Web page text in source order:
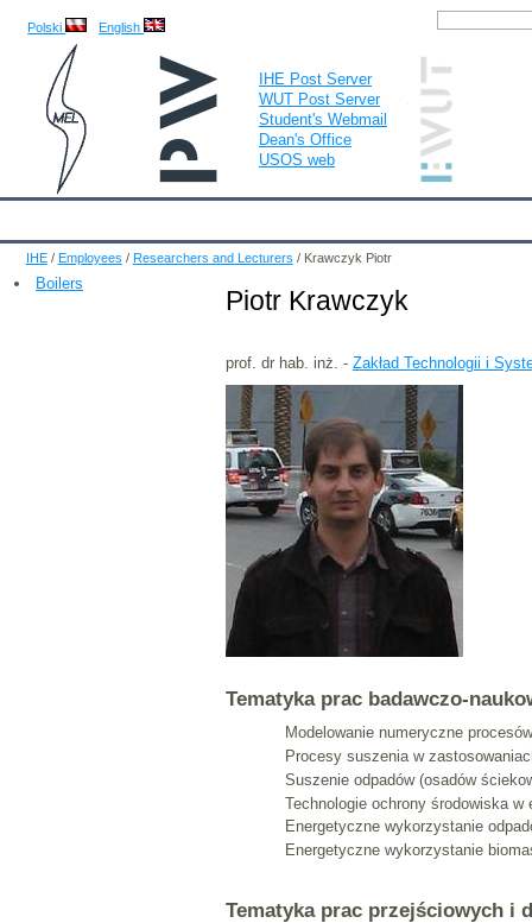
Polski English
IHE Post Server
WUT Post Server
Student's Webmail
Dean's Office
USOS web
IHE / Employees / Researchers and Lecturers / Krawczyk Piotr
Boilers
Piotr Krawczyk
prof. dr hab. inż. - Zakład Technologii i
Tematyka prac badawczo-
Modelowanie numeryczne
Procesy suszenia w
Suszenie odpadów (osadów
Technologie ochrony środowiska w
Energetyczne wykorzystanie
Energetyczne wykorzystanie
Tematyka prac przejściowych i